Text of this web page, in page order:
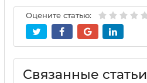
Оцените статью:
Связанные статьи